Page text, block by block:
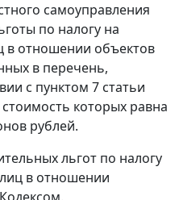
самоуправления
по налогу на
в отношении объектов
в перечень,
с пунктом 7 статьи
которых равна
рублей.
льгот по налогу
в отношении